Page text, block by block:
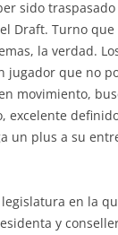
sido
Draft. Turno
la verdad.
jugador que no
movimiento,
excelente
un plus a su
en la
y